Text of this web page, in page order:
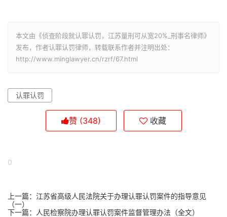
本文由《侦查阶段就认罪认罚，江苏量刑可从宽20%_刑事名律师》
发布，作者认罪认罚律师，转载联系作者并注明出处：
http://www.minglawyer.cn/rzrf/67.html
认罪认罚
赞 (348) 收藏
0
上一篇： 江苏省高级人民法院关于办理认罪认罚案件的指导意见
（一）
下一篇：
人民检察院办理认罪认罚案件监督管理办法（全文）